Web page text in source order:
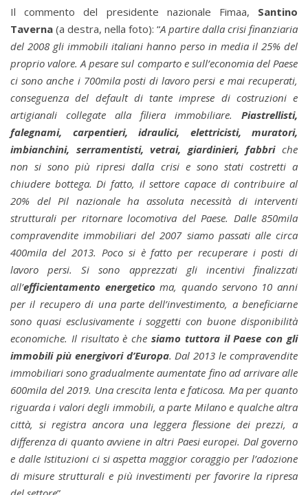
Il commento del presidente nazionale Fimaa, Santino
Taverna (a destra, nella foto): “A partire dalla crisi finanziaria
del 2008 gli immobili italiani hanno perso in media il 25% del
proprio valore. A pesare sul comparto e sull’economia del Paese
ci sono anche i 700mila posti di lavoro persi e mai recuperati,
conseguenza del default di tante imprese di costruzioni e
artigianali collegate alla filiera immobiliare. Piastrellisti,
falegnami, carpentieri, idraulici, elettricisti, muratori,
imbianchini, serramentisti, vetrai, giardinieri, fabbriche
non si sono più ripresi dalla crisi e sono stati costretti a
chiudere bottega. Di fatto, il settore capace di contribuire al
20% del Pil nazionale ha assoluta necessità di interventi
strutturali per ritornare locomotiva del Paese. Dalle 850mila
compravendite immobiliari del 2007 siamo passati alle circa
400mila del 2013. Poco si è fatto per recuperare i posti di
lavoro persi. Si sono apprezzati gli incentivi finalizzati
all’efficientamento energetico ma, quando servono 10 anni
per il recupero di una parte dell’investimento, a beneficiarne
sono quasi esclusivamente i soggetti con buone disponibilità
economiche. Il risultato è che siamo tuttora il Paese con gli
immobili più energivori d’Europa. Dal 2013 le compravendite
immobiliari sono gradualmente aumentate fino ad arrivare alle
600mila del 2019. Una crescita lenta e faticosa. Ma per quanto
riguarda i valori degli immobili, a parte Milano e qualche altra
città, si registra ancora una leggera flessione dei prezzi, a
differenza di quanto avviene in altri Paesi europei. Dal governo
e dalle Istituzioni ci si aspetta maggior coraggio per l’adozione
di misure strutturali e più investimenti per favorire la ripresa